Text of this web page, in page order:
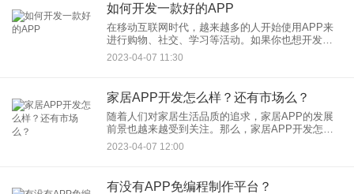
如何开发一款好的APP
在移动互联网时代，越来越多的人开始使用APP来
进行购物、社交、学习等活动。如果你也想开发一
款好的APP，以下是一些你需要考虑的要素。 1.明
确目标用户和市场需求 在
2023-04-07 11:30
家居APP开发怎么样？还有市场么？
随着人们对家居生活品质的追求，家居APP的发展
前景也越来越受到关注。那么，家居APP开发怎么
样？市场情况如何？下面我们来一探究竟。 家居
APP的开发需
2023-04-07 12:00
有没有APP免编程制作平台？